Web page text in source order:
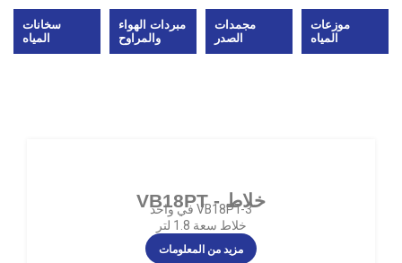
موزعات
مجمدات
مبردات الهواء
والمراوح
سخانات
خلاط - VB18PT
VB18PT-3 في واحد
خلاط سعة 1.8 لتر
مزيد من المعلومات